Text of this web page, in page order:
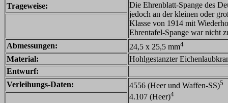
Trageweise:
Die Ehrenblatt-Spange des
jedoch an der kleinen oder
Klasse von 1914 mit
Ehrentafel-Spange war nicht
Abmessungen:
24,5 x 25,5 mm4
Material:
Hohlgestanzter
Entwurf:
Verleihungs-Daten:
4556 (Heer und Waffen-SS)5
4.107 (Heer)4